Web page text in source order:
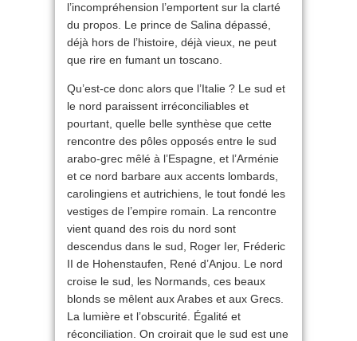
l’incompréhension l’emportent sur la clarté
du propos. Le prince de Salina dépassé,
déjà hors de l’histoire, déjà vieux, ne peut
que rire en fumant un toscano.
Qu’est-ce donc alors que l’Italie ? Le sud et
le nord paraissent irréconciliables et
pourtant, quelle belle synthèse que cette
rencontre des pôles opposés entre le sud
arabo-grec mêlé à l’Espagne, et l’Arménie
et ce nord barbare aux accents lombards,
carolingiens et autrichiens, le tout fondé les
vestiges de l’empire romain. La rencontre
vient quand des rois du nord sont
descendus dans le sud, Roger Ier, Fréderic
II de Hohenstaufen, René d’Anjou. Le nord
croise le sud, les Normands, ces beaux
blonds se mêlent aux Arabes et aux Grecs.
La lumière et l’obscurité. Égalité et
réconciliation. On croirait que le sud est une